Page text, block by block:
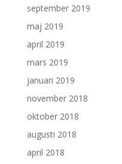
september 2019
maj 2019
april 2019
mars 2019
januari 2019
november 2018
oktober 2018
augusti 2018
april 2018